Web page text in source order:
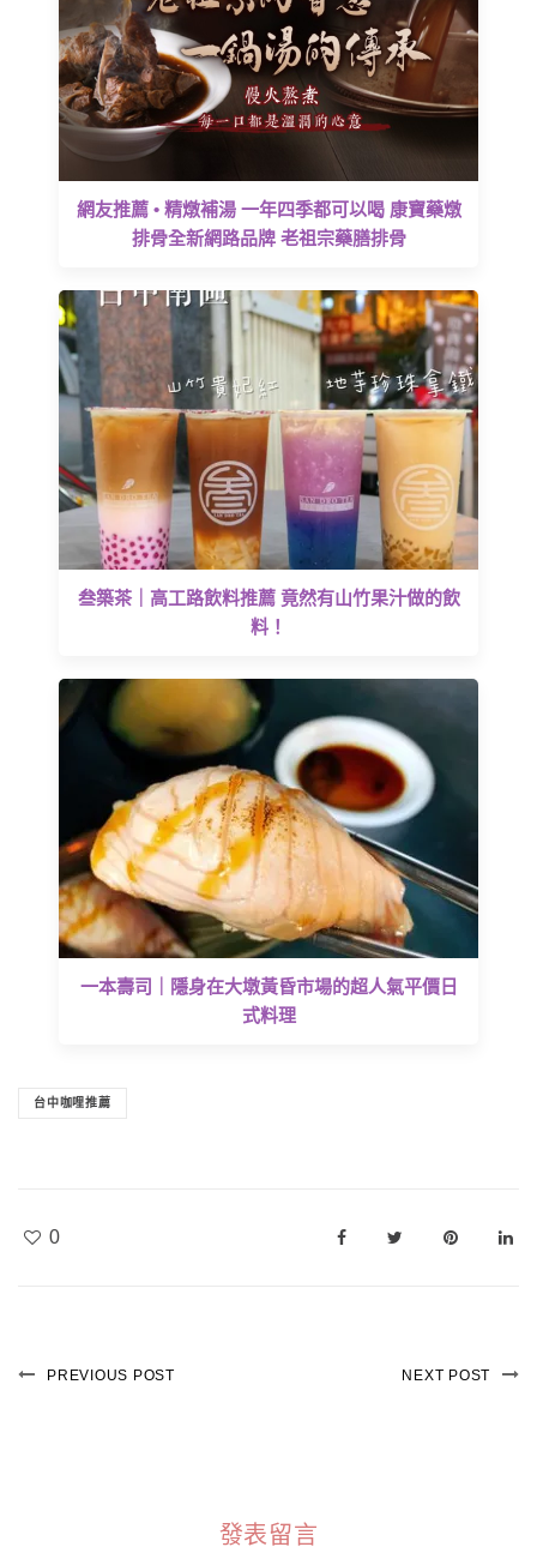
網友推薦 • 精燉補湯 一年四季都可以喝 康寶藥燉
排骨全新網路品牌 老祖宗藥膳排骨
叁築茶｜高工路飲料推薦 竟然有山竹果汁做的飲
料！
一本壽司｜隱身在大墩黃昏市場的超人氣平價日
式料理
台中咖哩推薦
0
PREVIOUS POST NEXT POST
發表留言